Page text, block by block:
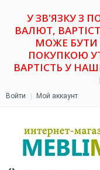
У ЗВ'ЯЗКУ З
ВАЛЮТ,
МОЖЕ БУТИ
ПОКУПКОЮ
ВАРТІСТЬ У
Войти Мой аккаунт